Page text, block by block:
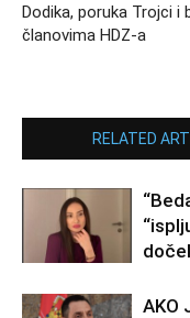
Dodika, poruka Trojci i
članovima HDZ-a
RELATED
AKO